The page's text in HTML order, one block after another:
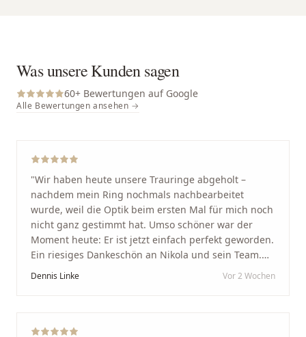
Was unsere Kunden sagen
60+ Bewertungen auf Google
Alle Bewertungen ansehen →
"Wir haben heute unsere Trauringe abgeholt –
nachdem mein Ring nochmals nachbearbeitet
wurde, weil die Optik beim ersten Mal für mich noch
nicht ganz gestimmt hat. Umso schöner war der
Moment heute: Er ist jetzt einfach perfekt geworden.
Ein riesiges Dankeschön an Nikola und sein Team.
Vom ersten Termin an wurden wir jedes Mal
Arbeit und seine Kunden wirklich am Herzen liegen.
Dennis Linke Vor 2 Wochen